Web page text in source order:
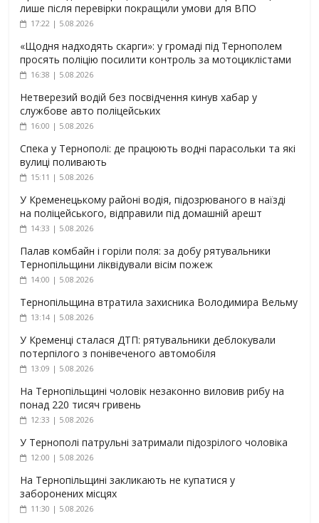
лише після перевірки покращили умови для ВПО
17:22 | 5.08.2026
«Щодня надходять скарги»: у громаді під Тернополем
просять поліцію посилити контроль за мотоциклістами
16:38 | 5.08.2026
Нетверезий водій без посвідчення кинув хабар у
службове авто поліцейських
16:00 | 5.08.2026
Спека у Тернополі: де працюють водні парасольки та які
вулиці поливають
15:11 | 5.08.2026
У Кременецькому районі водія, підозрюваного в наїзді
на поліцейського, відправили під домашній арешт
14:33 | 5.08.2026
Палав комбайн і горіли поля: за добу рятувальники
Тернопільщини ліквідували вісім пожеж
14:00 | 5.08.2026
Тернопільщина втратила захисника Володимира Вельму
13:14 | 5.08.2026
У Кременці сталася ДТП: рятувальники деблокували
потерпілого з понівеченого автомобіля
13:09 | 5.08.2026
На Тернопільщині чоловік незаконно виловив рибу на
понад 220 тисяч гривень
12:33 | 5.08.2026
У Тернополі патрульні затримали підозрілого чоловіка
12:00 | 5.08.2026
На Тернопільщині закликають не купатися у
заборонених місцях
11:30 | 5.08.2026